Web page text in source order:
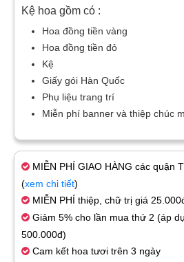
Kệ hoa gồm có :
Hoa đồng tiền vàng
Hoa đồng tiền đỏ
Kệ
Giấy gói Hàn Quốc
Phụ liệu trang trí
Miễn phí banner và thiệp chúc
MIỄN PHÍ GIAO HÀNG các quận
(xem chi tiết)
MIỄN PHÍ thiệp, chữ trị giá
Giảm 5% cho lần mua thứ 2 (áp
500.000đ)
Cam kết hoa tươi trên 3 ngày